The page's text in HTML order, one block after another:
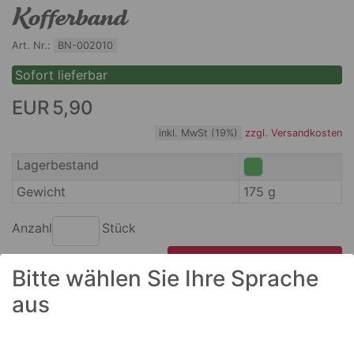
Bitte wählen Sie Ihre Sprache
aus
Kofferband
Art. Nr.: BN-002010
Sofort lieferbar
EUR 5,90
inkl. MwSt (19%) zzgl. Versandkosten
Lagerbestand
Gewicht
175 g
Anzahl Stück
Artikelbeschreibung